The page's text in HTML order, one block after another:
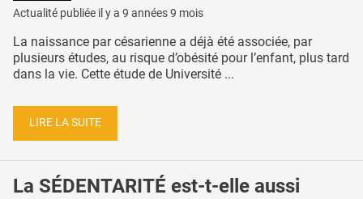
Actualité publiée il y a 9 années 9 mois
La naissance par césarienne a déjà été associée, par
plusieurs études, au risque d’obésité pour l’enfant, plus tard
dans la vie. Cette étude de Université ...
LIRE LA SUITE
La SÉDENTARITÉ est-t-elle aussi